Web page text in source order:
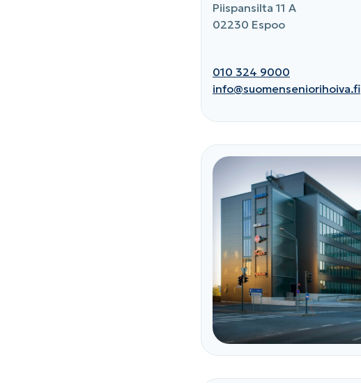
Piispansilta 11 A
02230 Espoo
010 324 9000
info@suomenseniorihoiva.fi